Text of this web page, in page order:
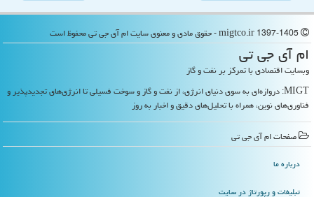
ام آی جی تی
وبسایت اقتصادی با تمرکز بر نفت و گاز
MIGT: دروازه‌ای به سوی دنیای انرژی، از نفت و گاز و سوخت فسیلی تا انرژی‌های تجدیدپذیر و
فناوری‌های نوین، همراه با تحلیل‌های دقیق و اخبار به روز
صفحات ام آی جی تی
درباره ما
تبلیغات و رپورتاژ در سایت